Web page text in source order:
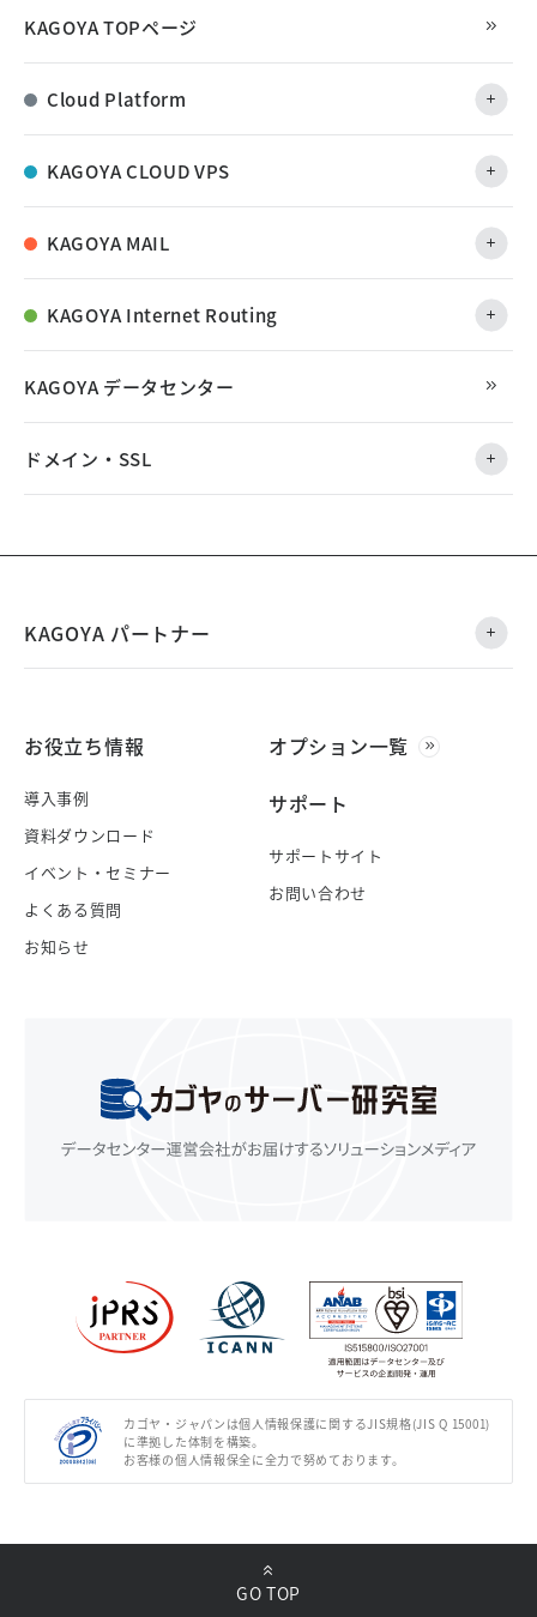
KAGOYA TOPページ
Cloud Platform
KAGOYA CLOUD VPS
KAGOYA MAIL
KAGOYA Internet Routing
KAGOYA データセンター
ドメイン・SSL
KAGOYA パートナー
お役立ち情報
導入事例
資料ダウンロード
イベント・セミナー
よくある質問
お知らせ
オプション一覧
サポート
サポートサイト
お問い合わせ
カゴヤ・ジャパンは個人情報保護に関するJIS規格(JIS Q 15001)
に準拠した体制を構築。
お客様の個人情報保全に全力で努めております。
GO TOP